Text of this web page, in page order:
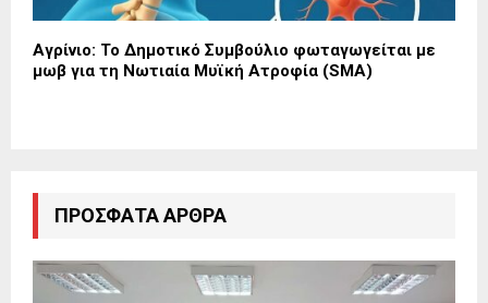
Αγρίνιο: Το Δημοτικό Συμβούλιο φωταγωγείται με
μωβ για τη Νωτιαία Μυϊκή Ατροφία (SMA)
ΠΡΌΣΦΑΤΑ ΆΡΘΡΑ